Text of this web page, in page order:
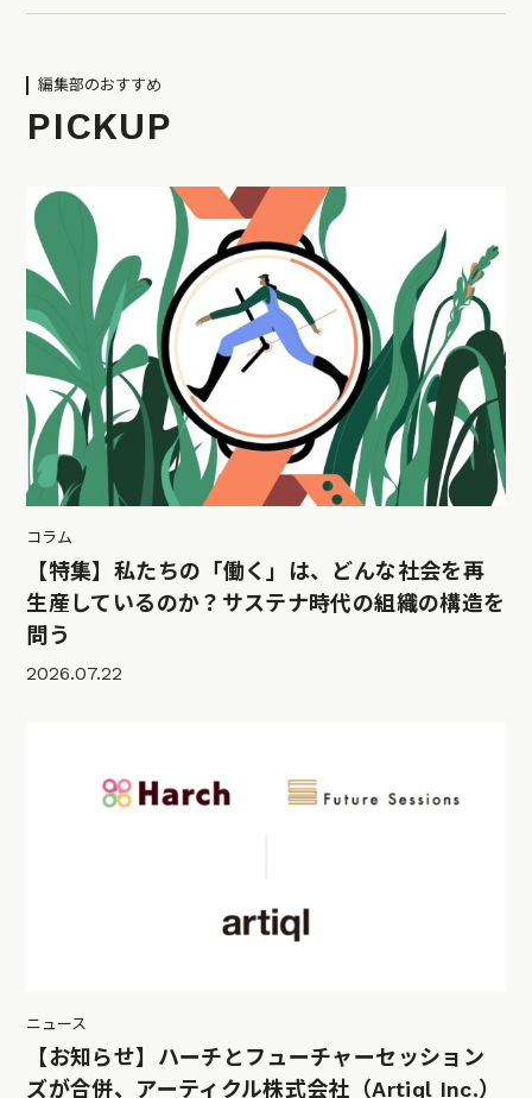
編集部のおすすめ
PICKUP
コラム
【特集】私たちの「働く」は、どんな社会を再
生産しているのか？サステナ時代の組織の構造を
問う
2026.07.22
ニュース
【お知らせ】ハーチとフューチャーセッション
ズが合併、アーティクル株式会社（Artiql Inc.）